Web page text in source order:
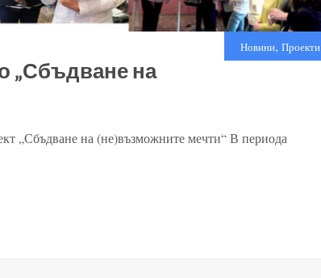
Новини, Проекти
„Сбъдване на
„Сбъдване на (не)възможните мечти“ В периода